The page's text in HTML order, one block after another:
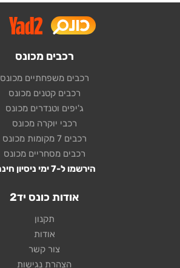
רכבים מכונס
רכבים משפחתיים מכונס
רכבים קטנים מכונס
ג'יפים וטנדרים מכונס
רכבי יוקרה מכונס
רכבים 7 מקומות מכונס
רכבים מסחריים מכונס
הירשמו ל-7 ימי ניסיון חינם!
אודות כונס יד2
תקנון
אודות
צור קשר
הצהרת נגישות